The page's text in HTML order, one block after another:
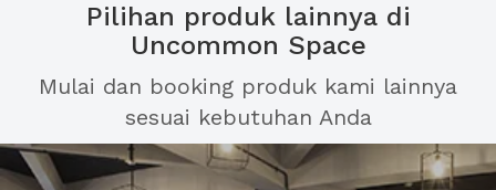
Pilihan produk lainnya di
Uncommon Space
Mulai dan booking produk kami lainnya
sesuai kebutuhan Anda